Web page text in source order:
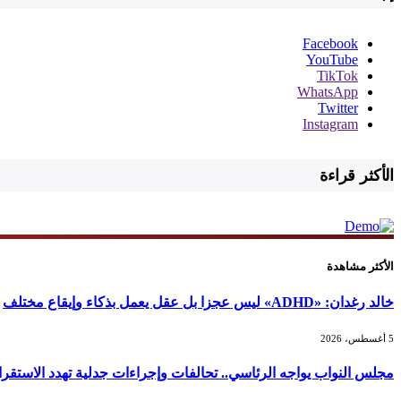
Facebook
YouTube
TikTok
WhatsApp
Twitter
Instagram
الأكثر قراءة
الأكثر مشاهدة
خالد رغدان: «ADHD» ليس عجزا بل عقل يعمل بذكاء وإيقاع مختلف
5 أغسطس، 2026
مجلس النواب يواجه الرئاسي.. تحالفات وإجراءات جدلية تهدد